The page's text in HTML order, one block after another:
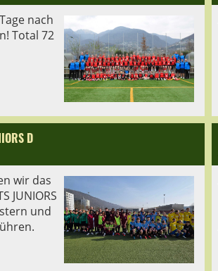
nach
Total 72
D
wir das
JUNIORS
und